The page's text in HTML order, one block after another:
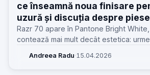
ce înseamnă noua finisare
uzură și discuția despre piese
Razr 70 apare în Pantone Bright
contează mai mult decât estetica:
Andreea Radu· 15.04.2026